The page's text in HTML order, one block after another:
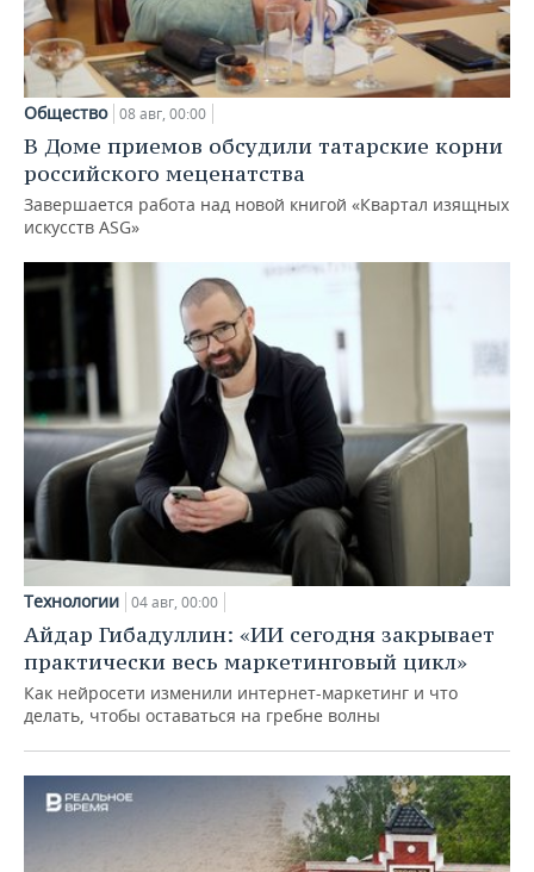
Общество 08 авг, 00:00
В Доме приемов обсудили татарские корни
российского меценатства
Завершается работа над новой книгой «Квартал изящных
искусств ASG»
Технологии 04 авг, 00:00
Айдар Гибадуллин: «ИИ сегодня закрывает
практически весь маркетинговый цикл»
Как нейросети изменили интернет-маркетинг и что
делать, чтобы оставаться на гребне волны